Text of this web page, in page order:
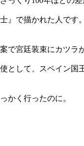
』で描かれた人で
で宮廷装束にカツラ
して、スペイン
かく行ったのに。